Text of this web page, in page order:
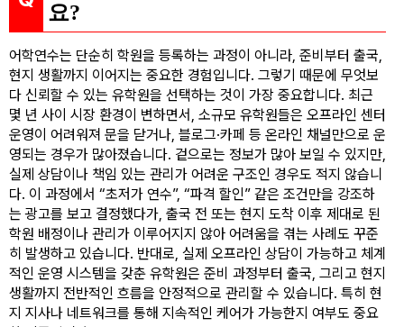
요?
어학연수는 단순히 학원을 등록하는 과정이 아니라, 준비부터 출국,
현지 생활까지 이어지는 중요한 경험입니다. 그렇기 때문에 무엇보
다 신뢰할 수 있는 유학원을 선택하는 것이 가장 중요합니다. 최근
몇 년 사이 시장 환경이 변하면서, 소규모 유학원들은 오프라인 센터
운영이 어려워져 문을 닫거나, 블로그·카페 등 온라인 채널만으로 운
영되는 경우가 많아졌습니다. 겉으로는 정보가 많아 보일 수 있지만,
실제 상담이나 책임 있는 관리가 어려운 구조인 경우도 적지 않습니
다. 이 과정에서 “초저가 연수”, “파격 할인” 같은 조건만을 강조하
는 광고를 보고 결정했다가, 출국 전 또는 현지 도착 이후 제대로 된
학원 배정이나 관리가 이루어지지 않아 어려움을 겪는 사례도 꾸준
히 발생하고 있습니다. 반대로, 실제 오프라인 상담이 가능하고 체계
적인 운영 시스템을 갖춘 유학원은 준비 과정부터 출국, 그리고 현지
생활까지 전반적인 흐름을 안정적으로 관리할 수 있습니다. 특히 현
지 지사나 네트워크를 통해 지속적인 케어가 가능한지 여부도 중요